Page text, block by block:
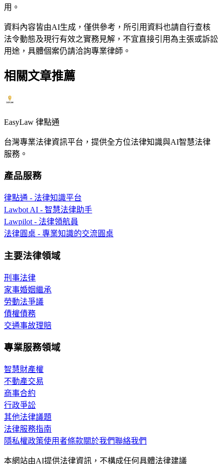
用。
資料內容皆由AI生成，僅供參考，所引用資料也請自行查核
法令動態及現行有效之實務見解，不宜直接引用為主張或訴訟
用途，具體個案仍請洽詢專業律師。
相關文章推薦
EasyLaw 律點通
台灣專業法律資訊平台，提供全方位法律知識與AI智慧法律
服務。
產品服務
律點通 - 法律知識平台
Lawbot AI - 智慧法律助手
Lawpilot - 法律領航員
法律圓桌 - 專業知識的交流圓桌
主要法律領域
刑事法律
家事婚姻繼承
勞動法爭議
債權債務
交通事故理賠
專業服務領域
智慧財產權
不動產交易
商事合約
行政爭訟
其他法律議題
法律服務指南
隱私權政策使用者條款關於我們聯絡我們
本網站由AI提供法律資訊，不構成任何具體法律建議